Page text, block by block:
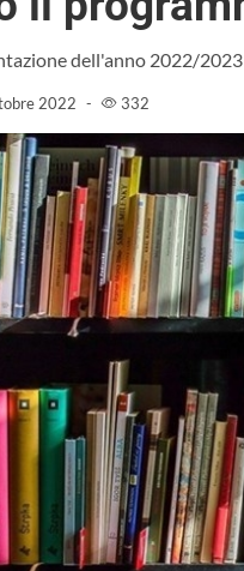
dell'anno 2022/2023
2022 - 332